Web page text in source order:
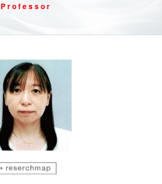
Professor